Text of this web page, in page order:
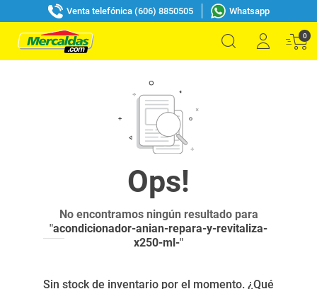
Venta telefónica (606) 8850505 Whatsapp
0
No encontramos ningún resultado para
"acondicionador-anian-repara-y-revitaliza-
x250-ml-"
Sin stock de inventario por el momento. ¿Qué